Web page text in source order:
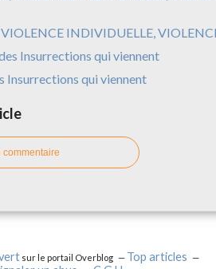
INDIVIDUELLE,
Insurrections qui viennent
commentaire
sur le portail Overblog
Top articles